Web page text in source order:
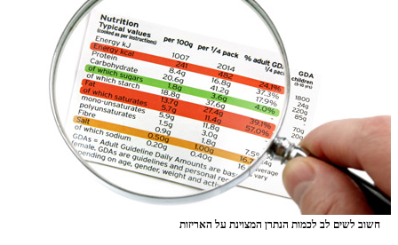
חשוב לשים לב לכמות הנתרן המצוינת על האריזות